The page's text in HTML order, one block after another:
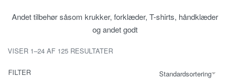
Andet tilbehør såsom krukker, forklæder, T-shirts, håndklæder
og andet godt
VISER 1–24 AF 125 RESULTATER
Standardsortering
FILTER